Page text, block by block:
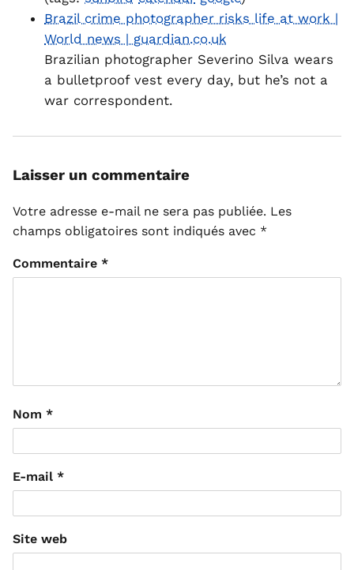
Brazil crime photographer risks life at work |
World news | guardian.co.uk
Brazilian photographer Severino Silva wears
a bulletproof vest every day, but he’s not a
war correspondent.
Laisser un commentaire
Votre adresse e-mail ne sera pas publiée. Les
champs obligatoires sont indiqués avec *
Commentaire *
Nom *
E-mail *
Site web